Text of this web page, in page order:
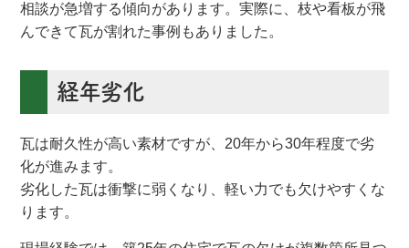
相談が急増する傾向があります。実際に、枝や看板が飛
んできて瓦が割れた事例もありました。
経年劣化
瓦は耐久性が高い素材ですが、20年から30年程度で劣
化が進みます。
劣化した瓦は衝撃に弱くなり、軽い力でも欠けやすくな
ります。